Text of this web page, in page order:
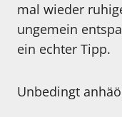
mal wieder
ungemein
ein echter Tipp.
Unbedingt